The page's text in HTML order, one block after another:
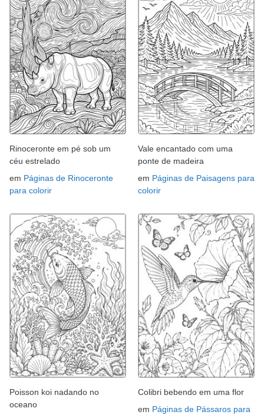
Rinoceronte em pé sob um
céu estrelado
em Páginas de Rinoceronte
para colorir
Vale encantado com uma
ponte de madeira
em Páginas de Paisagens para
colorir
Poisson koi nadando no
oceano
Colibri bebendo em uma flor
em Páginas de Pássaros para